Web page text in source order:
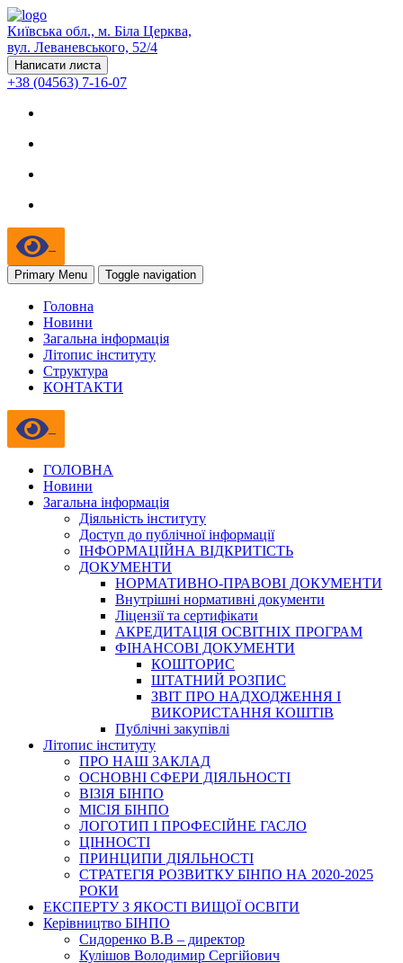
Київська обл., м. Біла Церква,
вул. Леваневського, 52/4
Написати листа
+38 (04563) 7-16-07
Primary Menu Toggle navigation
Головна
Новини
Загальна інформація
Літопис інституту
Структура
КОНТАКТИ
ГОЛОВНА
Новини
Загальна інформація
Діяльність інституту
Доступ до публічної інформації
ІНФОРМАЦІЙНА ВІДКРИТІСТЬ
ДОКУМЕНТИ
НОРМАТИВНО-ПРАВОВІ ДОКУМЕНТИ
Внутрішні нормативні документи
Ліцензії та сертифікати
АКРЕДИТАЦІЯ ОСВІТНІХ ПРОГРАМ
ФІНАНСОВІ ДОКУМЕНТИ
КОШТОРИС
ШТАТНИЙ РОЗПИС
ЗВІТ ПРО НАДХОДЖЕННЯ І
ВИКОРИСТАННЯ КОШТІВ
Публічні закупівлі
Літопис інституту
ПРО НАШ ЗАКЛАД
ОСНОВНІ СФЕРИ ДІЯЛЬНОСТІ
ВІЗІЯ БІНПО
МІСІЯ БІНПО
ЛОГОТИП І ПРОФЕСІЙНЕ ГАСЛО
ЦІННОСТІ
ПРИНЦИПИ ДІЯЛЬНОСТІ
СТРАТЕГІЯ РОЗВИТКУ БІНПО НА 2020-2025
РОКИ
ЕКСПЕРТУ З ЯКОСТІ ВИЩОЇ ОСВІТИ
Керівництво БІНПО
Сидоренко В.В – директор
Кулішов Володимир Сергійович